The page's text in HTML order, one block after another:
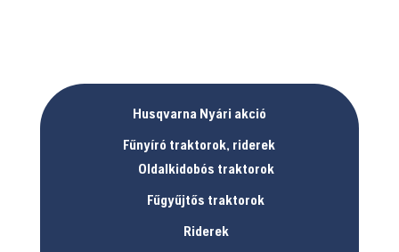
Husqvarna Nyári akció
Fűnyíró traktorok, riderek
Oldalkidobós traktorok
Fűgyűjtős traktorok
Riderek